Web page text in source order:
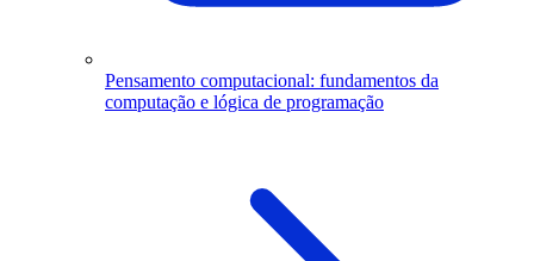
Pensamento computacional: fundamentos da
computação e lógica de programação